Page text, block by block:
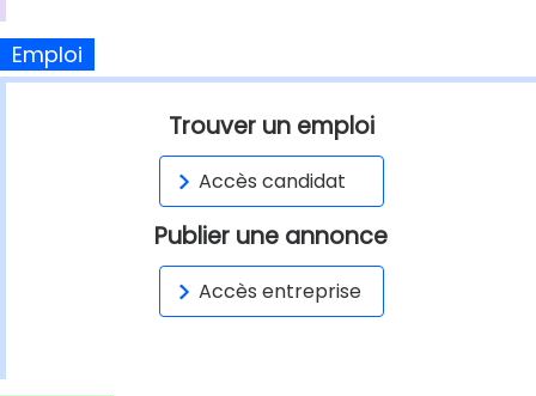
Emploi
Trouver un emploi
Accès candidat
Publier une annonce
Accès entreprise